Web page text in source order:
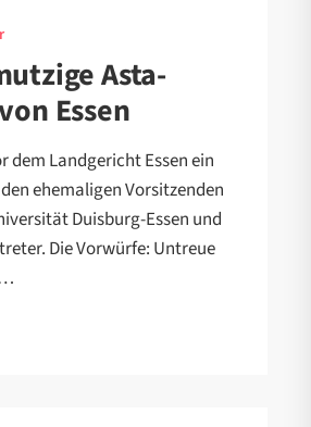
Asta-
Essen
dem Landgericht Essen ein
ehemaligen Vorsitzenden
Duisburg-Essen und
Die Vorwürfe: Untreue